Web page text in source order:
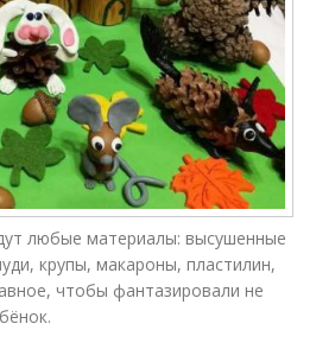
любые материалы: высушенные
крупы, макароны, пластилин,
чтобы фантазировали не